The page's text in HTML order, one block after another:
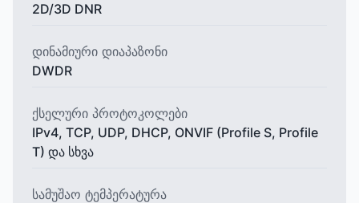
2D/3D DNR
დინამიური დიაპაზონი
DWDR
ქსელური პროტოკოლები
IPv4, TCP, UDP, DHCP, ONVIF (Profile S, Profile
T) და სხვა
სამუშაო ტემპერატურა